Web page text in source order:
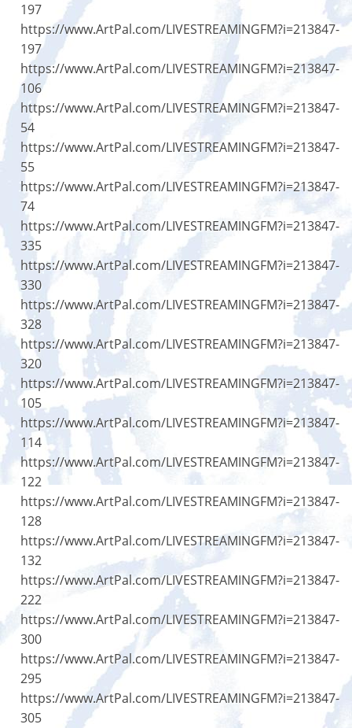
197
https://www.ArtPal.com/LIVESTREAMINGFM?i=213847-
197
https://www.ArtPal.com/LIVESTREAMINGFM?i=213847-
106
https://www.ArtPal.com/LIVESTREAMINGFM?i=213847-
54
https://www.ArtPal.com/LIVESTREAMINGFM?i=213847-
55
https://www.ArtPal.com/LIVESTREAMINGFM?i=213847-
74
https://www.ArtPal.com/LIVESTREAMINGFM?i=213847-
335
https://www.ArtPal.com/LIVESTREAMINGFM?i=213847-
330
https://www.ArtPal.com/LIVESTREAMINGFM?i=213847-
328
https://www.ArtPal.com/LIVESTREAMINGFM?i=213847-
320
https://www.ArtPal.com/LIVESTREAMINGFM?i=213847-
105
https://www.ArtPal.com/LIVESTREAMINGFM?i=213847-
114
https://www.ArtPal.com/LIVESTREAMINGFM?i=213847-
122
https://www.ArtPal.com/LIVESTREAMINGFM?i=213847-
128
https://www.ArtPal.com/LIVESTREAMINGFM?i=213847-
132
https://www.ArtPal.com/LIVESTREAMINGFM?i=213847-
222
https://www.ArtPal.com/LIVESTREAMINGFM?i=213847-
300
https://www.ArtPal.com/LIVESTREAMINGFM?i=213847-
295
https://www.ArtPal.com/LIVESTREAMINGFM?i=213847-
305